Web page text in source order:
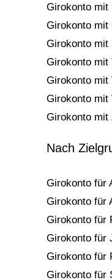
Girokonto mit
Girokonto mit
Girokonto mit
Girokonto mit
Girokonto mit
Girokonto mit
Girokonto mit
Nach
Girokonto für
Girokonto für
Girokonto für
Girokonto für
Girokonto für
Girokonto für